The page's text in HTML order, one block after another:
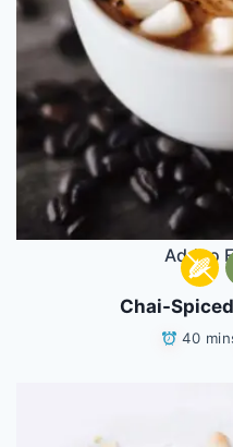
Add to
Chai-
40